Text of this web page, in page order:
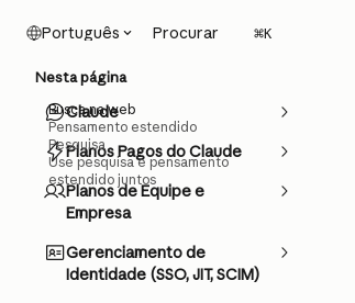
Português Procurar ⌘K
Claude
Planos Pagos do Claude
Planos de Equipe e
Empresa
Gerenciamento de
Identidade (SSO, JIT, SCIM)
Nesta página
Busca na web
Pensamento estendido
Pesquisa
Use pesquisa e pensamento
estendido juntos